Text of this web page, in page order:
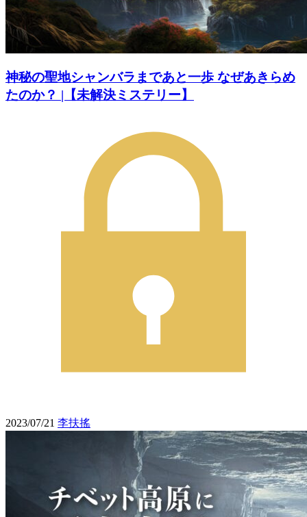
神秘の聖地シャンバラまであと一歩 なぜあきらめ
たのか？ |【未解決ミステリー】
2023/07/21 李扶搖